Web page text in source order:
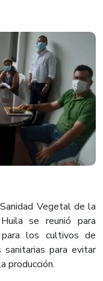
Vegetal de la
se reunió para
los cultivos de
para evitar
producción.